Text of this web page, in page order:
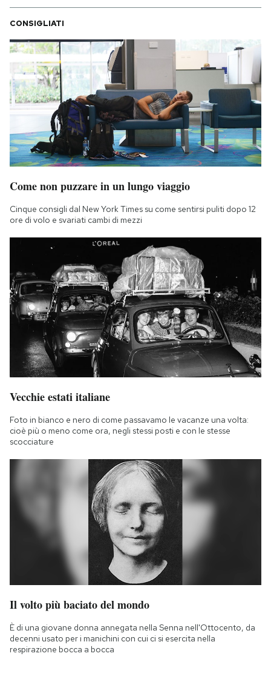
CONSIGLIATI
Come non puzzare in un lungo viaggio
Cinque consigli dal New York Times su come sentirsi puliti dopo 12
ore di volo e svariati cambi di mezzi
Vecchie estati italiane
Foto in bianco e nero di come passavamo le vacanze una volta:
cioè più o meno come ora, negli stessi posti e con le stesse
scocciature
Il volto più baciato del mondo
È di una giovane donna annegata nella Senna nell'Ottocento, da
decenni usato per i manichini con cui ci si esercita nella
respirazione bocca a bocca